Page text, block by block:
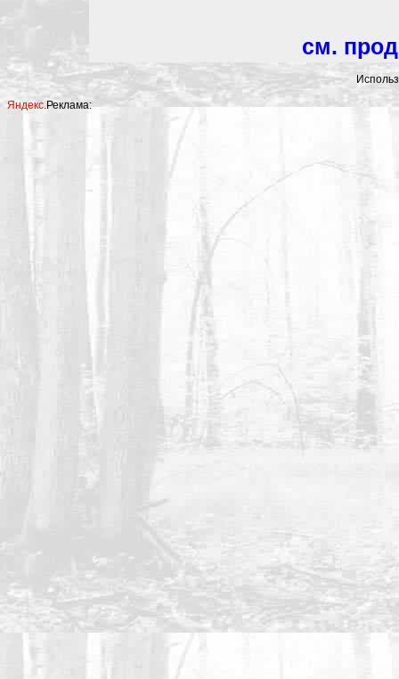
см.
Яндекс.Реклама: